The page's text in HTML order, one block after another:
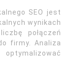
SEO jest
wynikach
połączeń
firmy. Analiza